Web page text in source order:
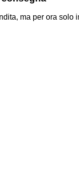
ma per ora solo